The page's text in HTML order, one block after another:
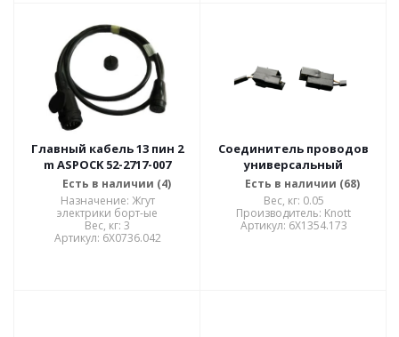
Главный кабель 13 пин 2
m ASPOCK 52-2717-007
Есть в наличии (4)
Назначение: Жгут
электрики борт-ые
Вес, кг: 3
Артикул: 6X0736.042
Соединитель проводов
универсальный
Есть в наличии (68)
Вес, кг: 0.05
Прoизводитель: Knott
Артикул: 6X1354.173